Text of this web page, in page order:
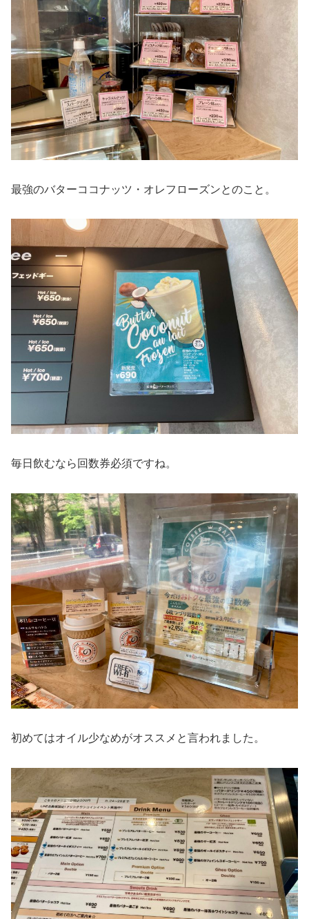
最強のバターココナッツ・オレフローズンとのこと。
毎日飲むなら回数券必須ですね。
初めてはオイル少なめがオススメと言われました。